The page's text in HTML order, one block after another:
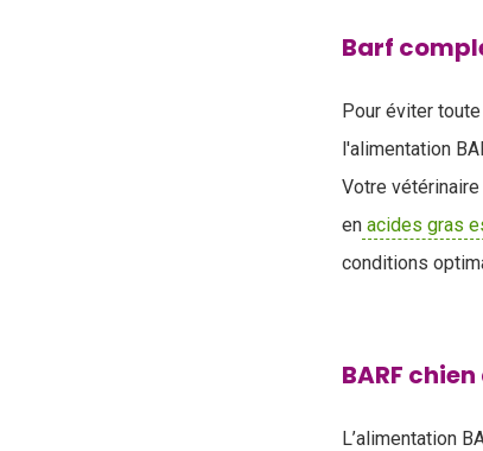
Barf
Pour éviter
l'alimentation
Votre
en acides gras
conditions
BARF
L’alimentation